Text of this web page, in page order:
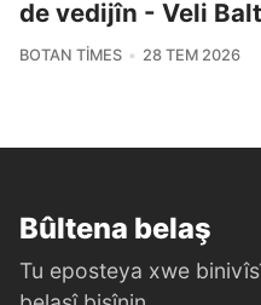
de vedijîn - Veli
BOTAN TIMES 28 TEM 2026
Bûltena belaş
Tu eposteya xwe